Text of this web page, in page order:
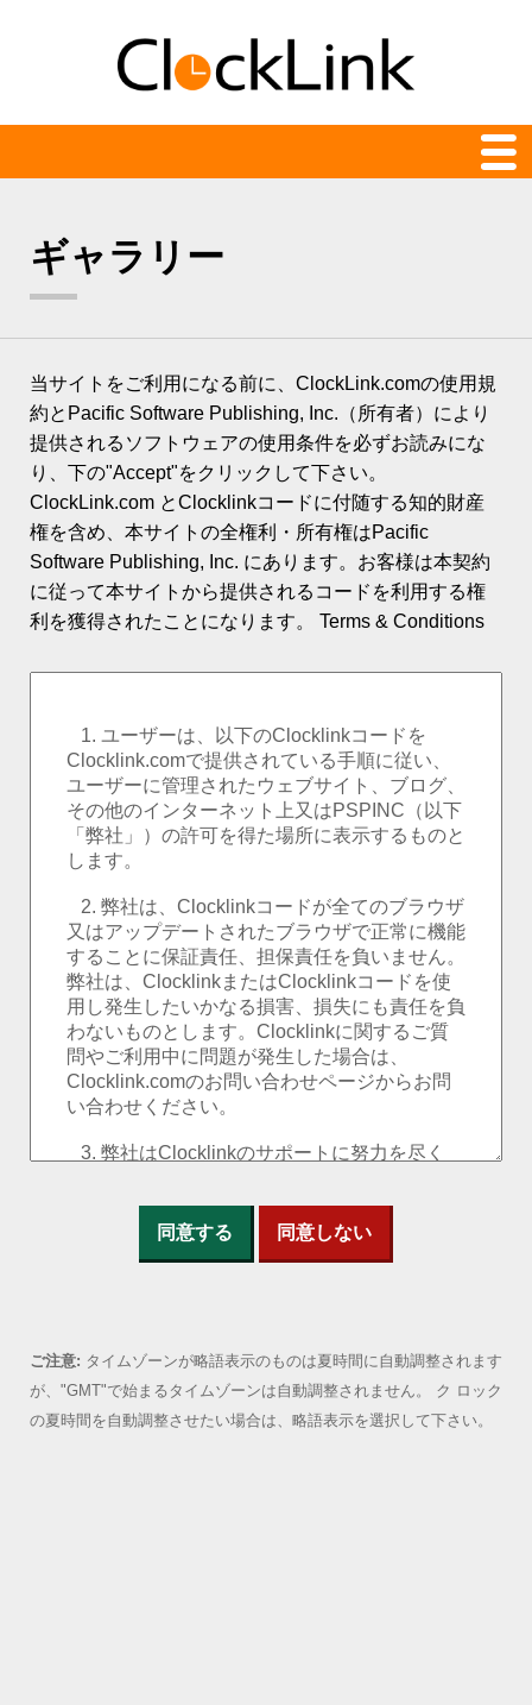
最新
24時間表示
アニメーション
カウント時計
デジタル
ロゴ時計・カスタム
ワールドクロック
PSPINCについて
お客様の声
新着ニュース
お問合せ
ヘルプ
ギャラリー
当サイトをご利用になる前に、ClockLink.comの使用規
約とPacific Software Publishing, Inc.（所有者）により
提供されるソフトウェアの使用条件を必ずお読みにな
り、下の"Accept"をクリックして下さい。
ClockLink.com とClocklinkコードに付随する知的財産
権を含め、本サイトの全権利・所有権はPacific
Software Publishing, Inc. にあります。お客様は本契約
に従って本サイトから提供されるコードを利用する権
利を獲得されたことになります。 Terms & Conditions
同意する 同意しない
ご注意: タイムゾーンが略語表示のものは夏時間に自動調整されます
が、"GMT"で始まるタイムゾーンは自動調整されません。 ク ロック
の夏時間を自動調整させたい場合は、略語表示を選択して下さい。